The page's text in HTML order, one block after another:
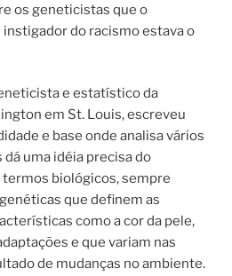
os geneticistas que o
do racismo estava o
e estatístico da
em St. Louis, escreveu
e base onde analisa vários
uma idéia precisa do
biológicos, sempre
que definem as
como a cor da pele,
e que variam nas
de mudanças no ambiente.